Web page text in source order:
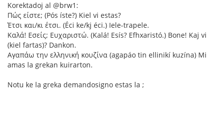
Korektadoj al @brw1:
Πώς είστε; (Pós íste?) Kiel vi estas?
Έτσι και/κι έτσι. (Éci ke/kj éci.) Iele-trapele.
Καλά! Εσείς; Ευχαριστώ. (Kalá! Esís? Efhxaristó.) Bone! Kaj vi
(kiel fartas)? Dankon.
Αγαπάω την ελληνική κουζίνα (agapáo tin ellinikí kuzína) Mi
amas la grekan kuirarton.
Notu ke la greka demandosigno estas la ;